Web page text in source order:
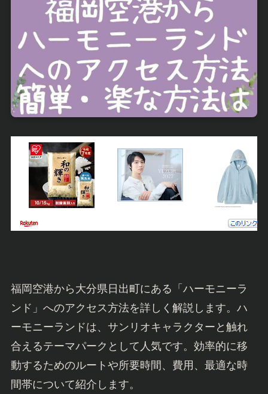
福岡空港から大分県日出町にある「ハーモニーラ
ンド」へのアクセス方法を詳しく解説します。ハ
ーモニーランドは、サンリオキャラクターと触れ
合えるテーマパークとして人気です。効率的に移
動するためのルートや所要時間、費用、最適な時
間帯について紹介します。